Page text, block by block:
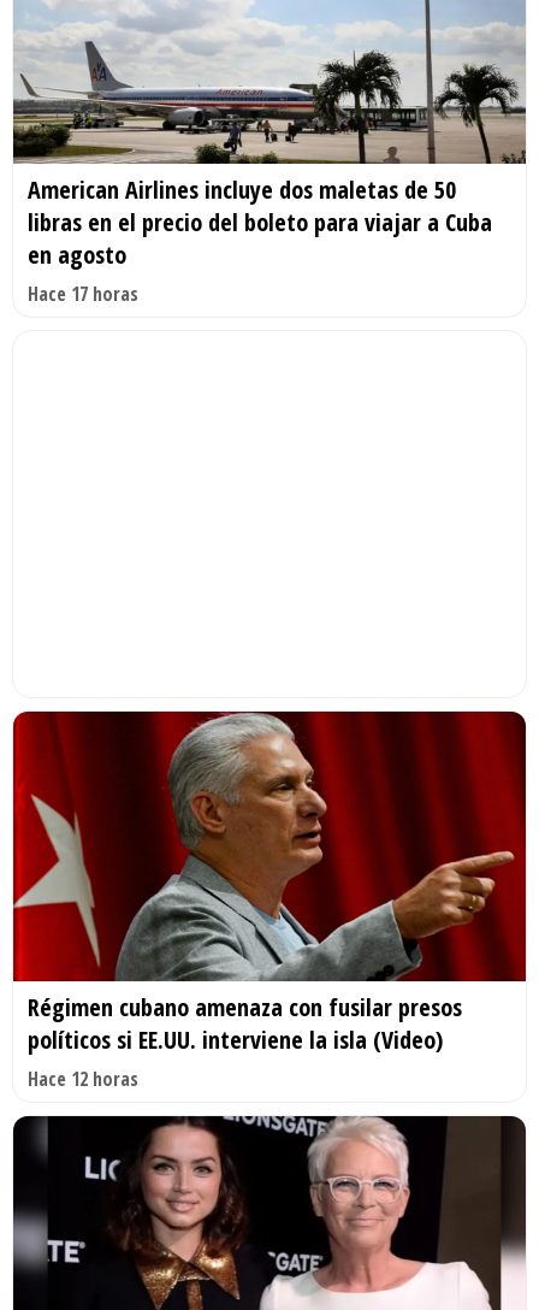
American Airlines incluye dos maletas de 50
libras en el precio del boleto para viajar a Cuba
en agosto
Hace 17 horas
Régimen cubano amenaza con fusilar presos
políticos si EE.UU. interviene la isla (Video)
Hace 12 horas